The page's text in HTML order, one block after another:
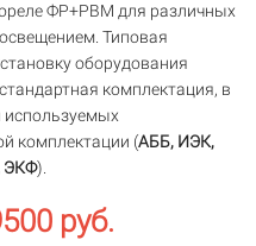
ФР+РВМ для различных
Типовая
оборудования
комплектация, в
используемых
комплектации (АББ, ИЭК,
ЭКФ).
руб.